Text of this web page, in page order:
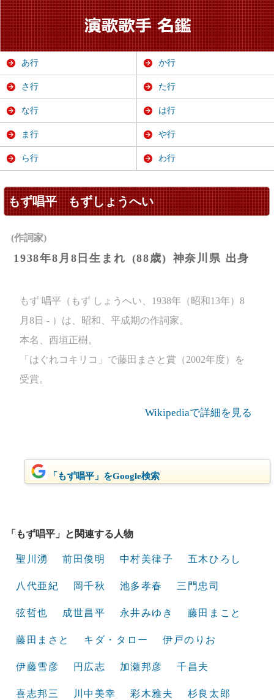
もず唱平 もずしょうへい
(作詞家)
1938年8月8日生まれ (88歳) 神奈川県 出身
もず 唱平（もず しょうへい、1938年（昭和13年）8
月8日 ‐ ）は、昭和、平成期の作詞家。
本名、西垣正樹。
「はぐれコキリコ」で藤田まさと賞（2002年度）を
受賞。
Wikipediaで詳細を見る
「もず唱平」をGoogle検索
「もず唱平」と関連する人物
聖川湧 前田俊明 中村美律子 五木ひろし
八代亜紀 岡千秋 池多孝春 三門忠司
弦哲也 成世昌平 永井みゆき 藤田まこと
藤田まさと キダ・タロー 伊戸のりお
伊藤雪彦 円広志 加瀬邦彦 千昌夫
喜志邦三 川中美幸 彩木雅夫 杉良太郎
あ行 か行
さ行 た行
な行 は行
ま行 や行
ら行 わ行